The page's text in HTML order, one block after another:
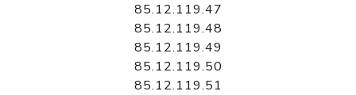
85.12.119.47
85.12.119.48
85.12.119.49
85.12.119.50
85.12.119.51